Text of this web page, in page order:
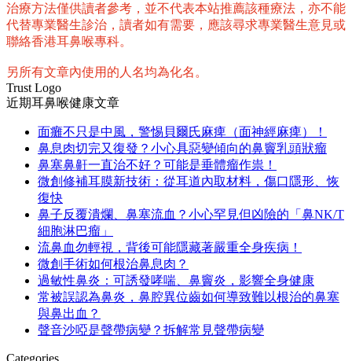
治療方法僅供讀者參考，並不代表本站推薦該種療法，亦不能
代替專業醫生診治，讀者如有需要，應該尋求專業醫生意見或
聯絡香港耳鼻喉專科。
另所有文章內使用的人名均為化名。
Trust Logo
近期耳鼻喉健康文章
面癱不只是中風，警惕貝爾氏麻痺（面神經麻痺）！
鼻息肉切完又復發？小心具惡變傾向的鼻竇乳頭狀瘤
鼻塞鼻鼾一直治不好？可能是垂體瘤作祟！
微創修補耳膜新技術：從耳道內取材料，傷口隱形、恢
復快
鼻子反覆潰爛、鼻塞流血？小心罕見但凶險的「鼻NK/T
細胞淋巴瘤」
流鼻血勿輕視，背後可能隱藏著嚴重全身疾病！
微創手術如何根治鼻息肉？
過敏性鼻炎：可誘發哮喘、鼻竇炎，影響全身健康
常被誤認為鼻炎，鼻腔異位齒如何導致難以根治的鼻塞
與鼻出血？
聲音沙啞是聲帶病變？拆解常見聲帶病變
Categories